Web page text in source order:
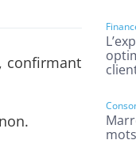
confirmant